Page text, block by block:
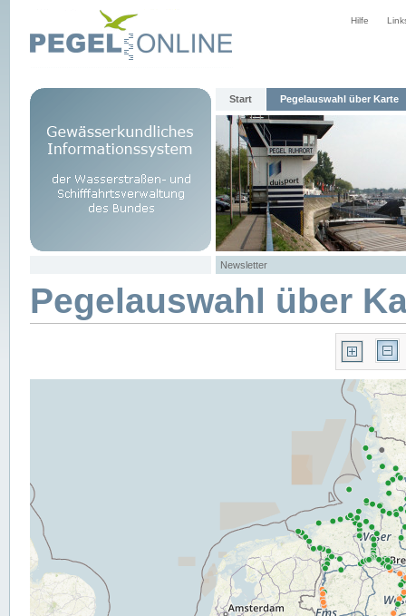
Hilfe
Start Pegelauswahl über Karte
Newsletter
Pegelauswahl über